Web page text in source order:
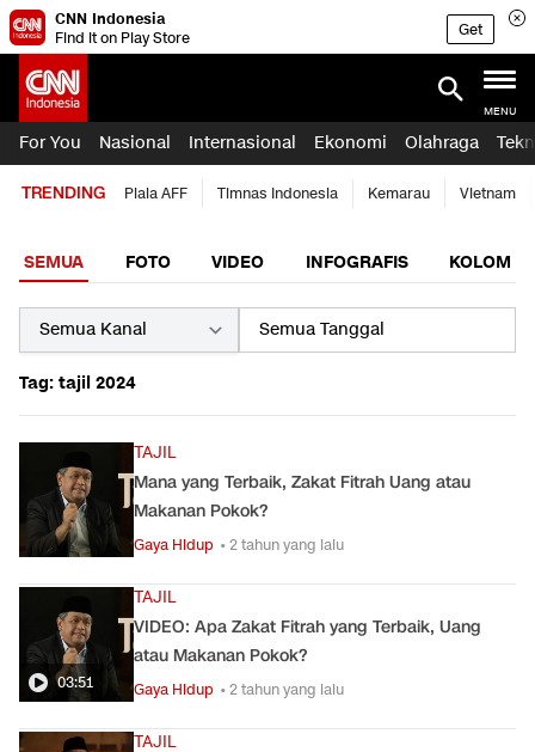
CNN Indonesia
Find it on Play Store
Get
MENU
For You Nasional Internasional Ekonomi Olahraga
TRENDING Piala AFF Timnas Indonesia Kemarau Vietnam
SEMUA FOTO VIDEO INFOGRAFIS KOLOM
Tag: tajil 2024
TAJIL
Mana yang Terbaik, Zakat Fitrah Uang atau
Makanan Pokok?
Gaya Hidup • 2 tahun yang lalu
03:51
TAJIL
VIDEO: Apa Zakat Fitrah yang Terbaik, Uang
atau Makanan Pokok?
Gaya Hidup • 2 tahun yang lalu
TAJIL